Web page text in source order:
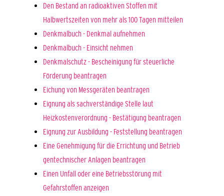
Den Bestand an radioaktiven Stoffen mit
Halbwertszeiten von mehr als 100 Tagen mitteilen
Denkmalbuch - Denkmal aufnehmen
Denkmalbuch - Einsicht nehmen
Denkmalschutz - Bescheinigung für steuerliche
Förderung beantragen
Eichung von Messgeräten beantragen
Eignung als sachverständige Stelle laut
Heizkostenverordnung - Bestätigung beantragen
Eignung zur Ausbildung - Feststellung beantragen
Eine Genehmigung für die Errichtung und Betrieb
gentechnischer Anlagen beantragen
Einen Unfall oder eine Betriebsstörung mit
Gefahrstoffen anzeigen